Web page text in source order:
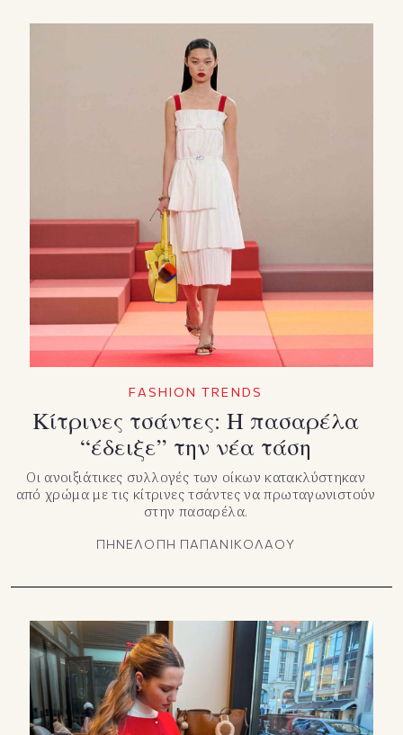
FASHION TRENDS
Κίτρινες τσάντες: Η πασαρέλα
“έδειξε” την νέα τάση
Οι ανοιξιάτικες συλλογές των οίκων κατακλύστηκαν
από χρώμα με τις κίτρινες τσάντες να πρωταγωνιστούν
στην πασαρέλα.
ΠΗΝΕΛΟΠΗ ΠΑΠΑΝΙΚΟΛΑΟΥ